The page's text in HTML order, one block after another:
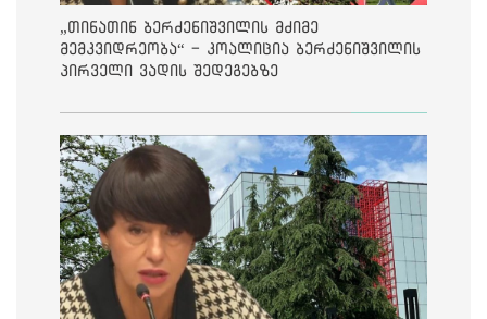
„თინათინ ბერძენიშვილის მძიმე
მემკვიდრეობა“ - კოალიცია ბერძენიშვილის
პირველი ვადის შედეგებზე